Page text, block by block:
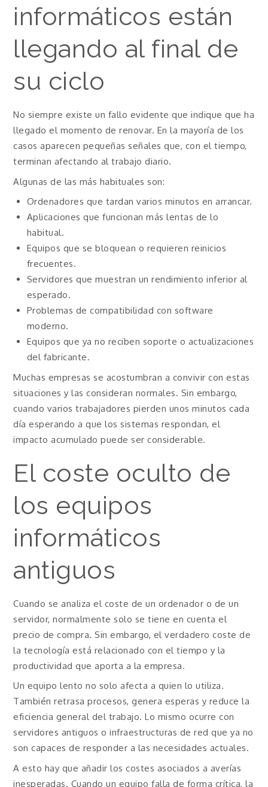
informáticos están
llegando al final de
su ciclo
No siempre existe un fallo evidente que indique que ha
llegado el momento de renovar. En la mayoría de los
casos aparecen pequeñas señales que, con el tiempo,
terminan afectando al trabajo diario.
Algunas de las más habituales son:
Ordenadores que tardan varios minutos en arrancar.
Aplicaciones que funcionan más lentas de lo
habitual.
Equipos que se bloquean o requieren reinicios
frecuentes.
Servidores que muestran un rendimiento inferior al
esperado.
Problemas de compatibilidad con software
moderno.
Equipos que ya no reciben soporte o actualizaciones
del fabricante.
Muchas empresas se acostumbran a convivir con estas
situaciones y las consideran normales. Sin embargo,
cuando varios trabajadores pierden unos minutos cada
día esperando a que los sistemas respondan, el
impacto acumulado puede ser considerable.
El coste oculto de
los equipos
informáticos
antiguos
Cuando se analiza el coste de un ordenador o de un
servidor, normalmente solo se tiene en cuenta el
precio de compra. Sin embargo, el verdadero coste de
la tecnología está relacionado con el tiempo y la
productividad que aporta a la empresa.
Un equipo lento no solo afecta a quien lo utiliza.
También retrasa procesos, genera esperas y reduce la
eficiencia general del trabajo. Lo mismo ocurre con
servidores antiguos o infraestructuras de red que ya no
son capaces de responder a las necesidades actuales.
A esto hay que añadir los costes asociados a averías
inesperadas. Cuando un equipo falla de forma crítica, la